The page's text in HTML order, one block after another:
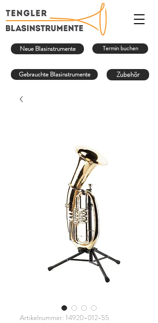
Gebrauchte Blasinstrumente Zubehör
Termin buchen
Neue Blasinstrumente
Artikelnummer: 14920-012-55